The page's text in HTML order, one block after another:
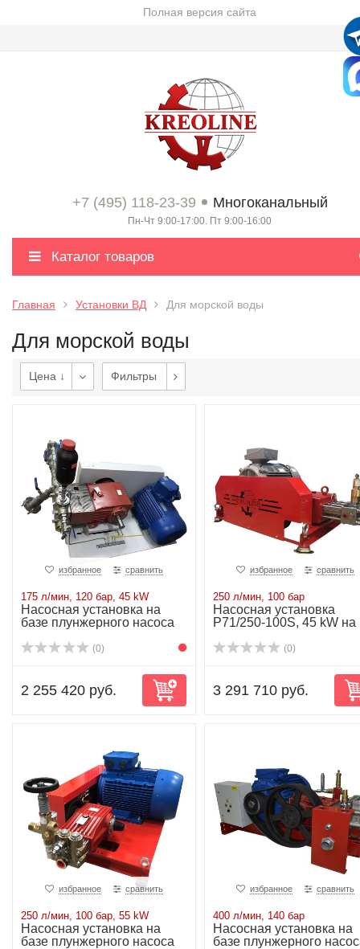
Полная версия сайта
+7 (495) 118-23-39 Многоканальный
Пн-Чт 9:00-17:00. Пт 9:00-16:00
Каталог товаров
Главная Установки ВД Для морской воды
Для морской воды
Цена ↓ Фильтры
избранное сравнить
175 л/мин, 120 бар, 45 kW
Насосная установка на
базе плунжерного насоса
(0)
2 255 420 руб.
избранное сравнить
250 л/мин, 100 бар
Насосная установка
P71/250-100S, 45 kW на
(0)
3 291 710 руб.
избранное сравнить
250 л/мин, 100 бар, 55 kW
Насосная установка на
базе плунжерного насоса
избранное сравнить
400 л/мин, 140 бар
Насосная установка на
базе плунжерного